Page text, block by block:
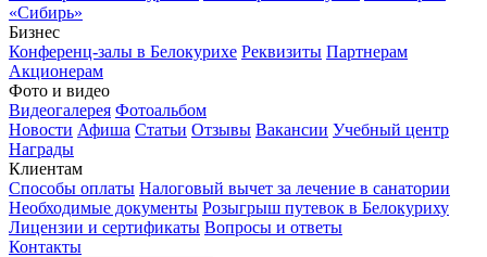
«Сибирь»
Бизнес
Конференц-залы в Белокурихе Реквизиты Партнерам
Акционерам
Фото и видео
Видеогалерея Фотоальбом
Новости Афиша Статьи Отзывы Вакансии Учебный центр
Награды
Клиентам
Способы оплаты Налоговый вычет за лечение в санатории
Необходимые документы Розыгрыш путевок в Белокуриху
Лицензии и сертификаты Вопросы и ответы
Контакты